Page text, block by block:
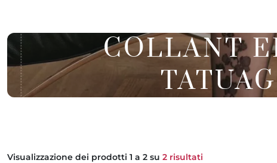
COLLANT
Visualizzazione dei prodotti 1 a 2 su 2 risultati